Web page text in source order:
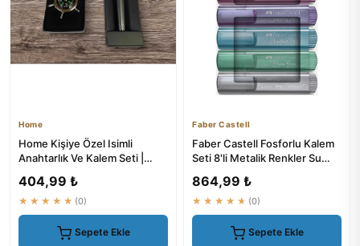
Home
Home Kişiye Özel Isimli
Anahtarlık Ve Kalem Seti |
404,99 ₺
★★★★★ (0)
Sepete Ekle
Faber Castell
Faber Castell Fosforlu Kalem
Seti 8'li Metalik Renkler Su
864,99 ₺
★★★★★ (0)
Sepete Ekle